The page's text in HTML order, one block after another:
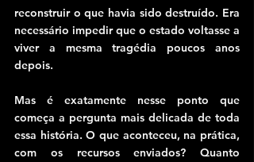
reconstruir o que havia sido destruído. Era
necessário impedir que o estado voltasse a
viver a mesma tragédia poucos anos
depois.
Mas é exatamente nesse ponto que
começa a pergunta mais delicada de toda
essa história. O que aconteceu, na prática,
com os recursos enviados? Quanto